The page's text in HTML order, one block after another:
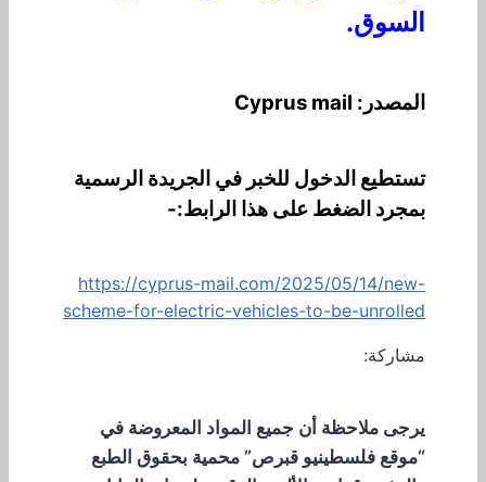
السوق.
المصدر: Cyprus mail
تستطيع الدخول للخبر في الجريدة الرسمية
بمجرد الضغط على هذا الرابط:-
https://cyprus-mail.com/2025/05/14/new-
scheme-for-electric-vehicles-to-be-unrolled
مشاركة:
يرجى ملاحظة أن جميع المواد المعروضة في
“موقع فلسطينيو قبرص” محمية بحقوق الطبع